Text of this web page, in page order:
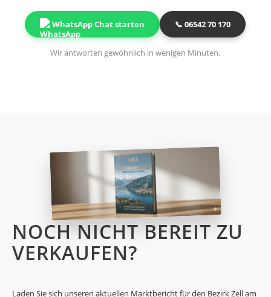
WhatsApp Chat starten 📞 06542 70 170
Wir antworten gewöhnlich in wenigen Minuten.
NOCH NICHT BEREIT ZU
VERKAUFEN?
Laden Sie sich unseren aktuellen Marktbericht für den Bezirk Zell am